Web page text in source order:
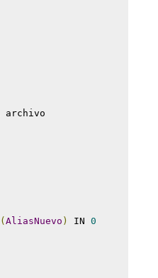
archivo
( AliasNuevo ) IN 0